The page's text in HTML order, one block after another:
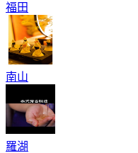
福田
南山
羅湖